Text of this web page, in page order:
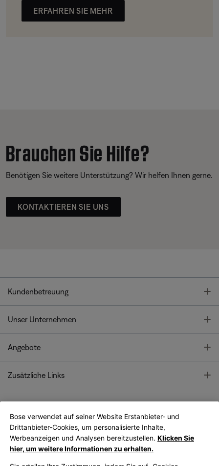
ERFAHREN SIE MEHR
Brauchen Sie Hilfe?
Benötigen Sie weitere Unterstützung? Wir helfen Ihnen gerne.
KONTAKTIEREN SIE UNS
Kundenbetreuung
Unser Unternehmen
Angebote
Zusätzliche Links
Bose App
Bose Connect
App
Bose verwendet auf seiner Website Erstanbieter- und
Drittanbieter-Cookies, um personalisierte Inhalte,
Werbeanzeigen und Analysen bereitzustellen. Klicken Sie
hier, um weitere Informationen zu erhalten.